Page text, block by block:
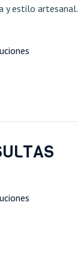
y estilo artesanal.